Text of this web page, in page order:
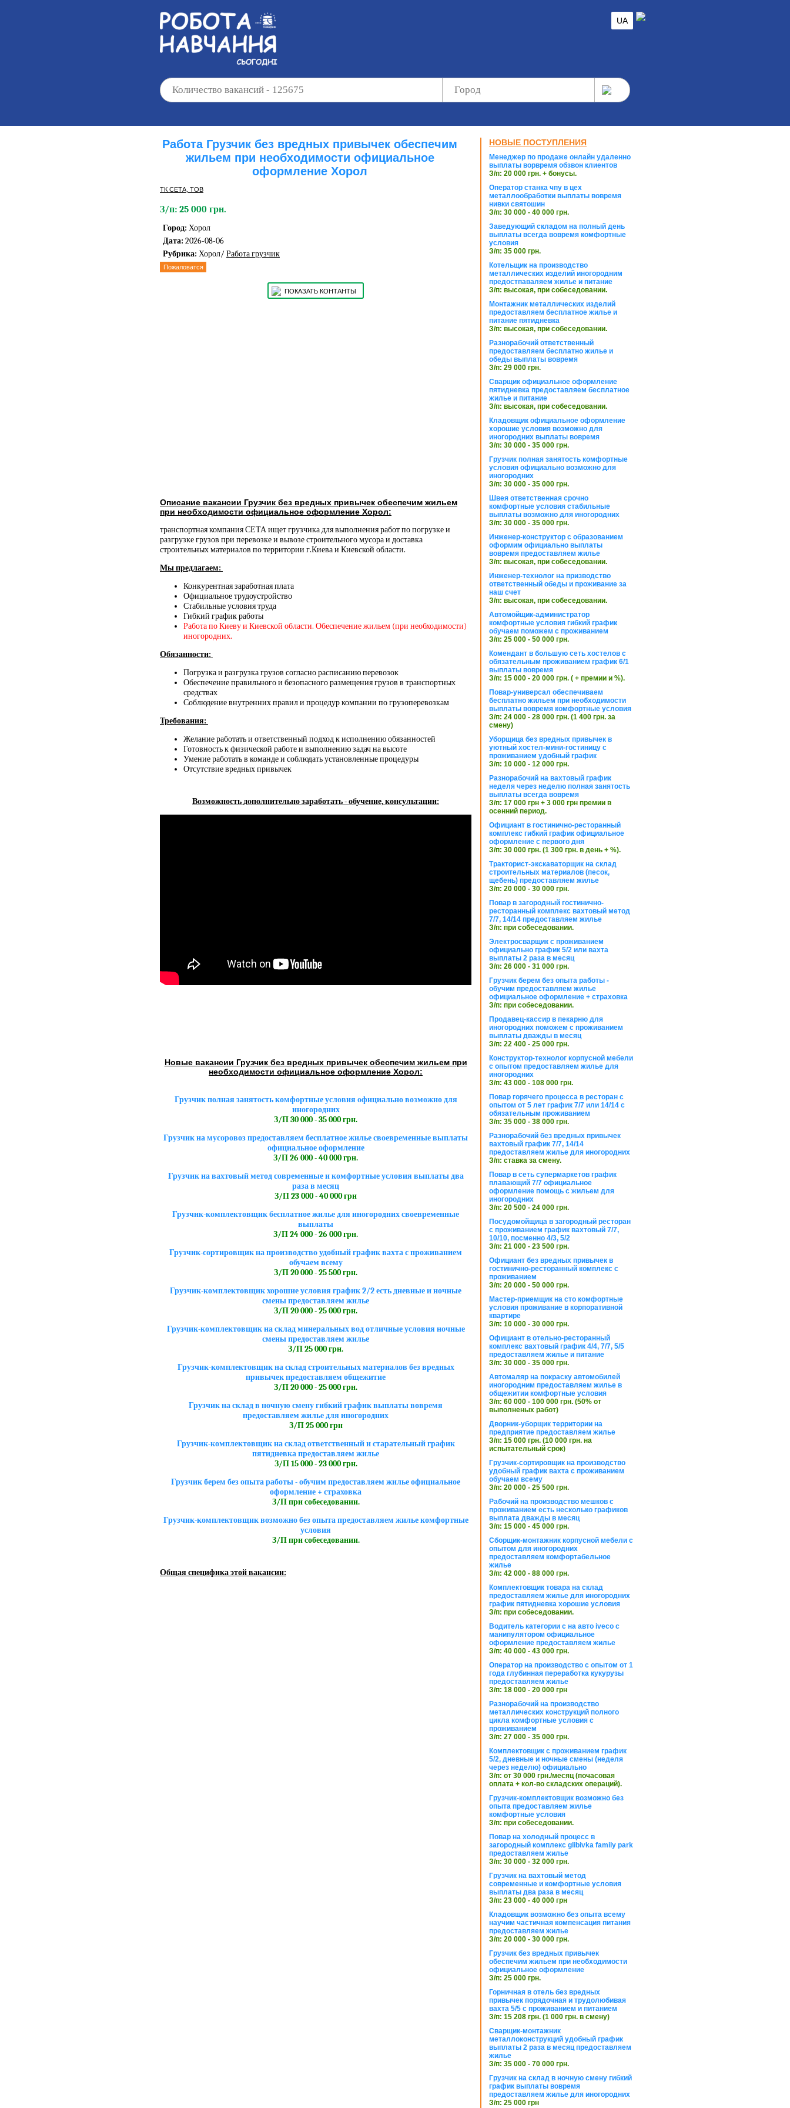
UA
Работа Грузчик без вредных привычек обеспечим
жильем при необходимости официальное
оформление Хорол
ТК СЕТА, ТОВ
З/п: 25 000 грн.
Город: Хорол
Дата: 2026-08-06
Рубрика: Хорол/ Работа грузчик
Пожаловатся
ПОКАЗАТЬ КОНТАНТЫ
Описание вакансии Грузчик без вредных привычек обеспечим жильем
при необходимости официальное оформление Хорол:
транспортная компания СЕТА ищет грузчика для выполнения работ по погрузке и
разгрузке грузов при перевозке и вывозе строительного мусора и доставка
строительных материалов по территории г.Киева и Киевской области.
Мы предлагаем:
Конкурентная заработная плата
Официальное трудоустройство
Стабильные условия труда
Гибкий график работы
Работа по Киеву и Киевской области. Обеспечение жильем (при необходимости)
иногородних.
Обязанности:
Погрузка и разгрузка грузов согласно расписанию перевозок
Обеспечение правильного и безопасного размещения грузов в транспортных
средствах
Соблюдение внутренних правил и процедур компании по грузоперевозкам
Требования:
Желание работать и ответственный подход к исполнению обязанностей
Готовность к физической работе и выполнению задач на высоте
Умение работать в команде и соблюдать установленные процедуры
Отсутствие вредных привычек
Возможность дополнительно заработать - обучение, консультации:
Новые вакансии Грузчик без вредных привычек обеспечим жильем при
необходимости официальное оформление Хорол:
Грузчик полная занятость комфортные условия официально возможно для
иногородних
З/П 30 000 - 35 000 грн.
Грузчик на мусоровоз предоставляем бесплатное жилье своевременные выплаты
официальное оформление
З/П 26 000 - 40 000 грн.
Грузчик на вахтовый метод современные и комфортные условия выплаты два
раза в месяц
З/П 23 000 - 40 000 грн
Грузчик-комплектовщик бесплатное жилье для иногородних своевременные
выплаты
З/П 24 000 - 26 000 грн.
Грузчик-сортировщик на производство удобный график вахта с проживанием
обучаем всему
З/П 20 000 - 25 500 грн.
Грузчик-комплектовщик хорошие условия график 2/2 есть дневные и ночные
смены предоставляем жилье
З/П 20 000 - 25 000 грн.
Грузчик-комплектовщик на склад минеральных вод отличные условия ночные
смены предоставляем жилье
З/П 25 000 грн.
Грузчик-комплектовщик на склад строительных материалов без вредных
привычек предоставляем общежитие
З/П 20 000 - 25 000 грн.
Грузчик на склад в ночную смену гибкий график выплаты вовремя
предоставляем жилье для иногородних
З/П 25 000 грн
Грузчик-комплектовщик на склад ответственный и старательный график
пятидневка предоставляем жилье
З/П 15 000 - 23 000 грн.
Грузчик берем без опыта работы - обучим предоставляем жилье официальное
оформление + страховка
З/П при собеседовании.
Грузчик-комплектовщик возможно без опыта предоставляем жилье комфортные
условия
З/П при собеседовании.
Общая специфика этой вакансии:
НОВЫЕ ПОСТУПЛЕНИЯ
Менеджер по продаже онлайн удаленно
выплаты ворвремя обзвон клиентов
З/п: 20 000 грн. + бонусы.
Оператор станка чпу в цех
металлообработки выплаты вовремя
нивки святошин
З/п: 30 000 - 40 000 грн.
Заведующий складом на полный день
выплаты всегда вовремя комфортные
условия
З/п: 35 000 грн.
Котельщик на производство
металлических изделий иногородним
предостпаваляем жилье и питание
З/п: высокая, при собеседовании.
Монтажник металлических изделий
предоставляем бесплатное жилье и
питание пятидневка
З/п: высокая, при собеседовании.
Разнорабочий ответственный
предоставляем бесплатно жилье и
обеды выплаты вовремя
З/п: 29 000 грн.
Сварщик официальное оформление
пятидневка предоставляем бесплатное
жилье и питание
З/п: высокая, при собеседовании.
Кладовщик официальное оформление
хорошие условия возможно для
иногородних выплаты вовремя
З/п: 30 000 - 35 000 грн.
Грузчик полная занятость комфортные
условия официально возможно для
иногородних
З/п: 30 000 - 35 000 грн.
Швея ответственная срочно
комфортные условия стабильные
выплаты возможно для иногородних
З/п: 30 000 - 35 000 грн.
Инженер-конструктор с образованием
оформим официально выплаты
вовремя предоставляем жилье
З/п: высокая, при собеседовании.
Инженер-технолог на призводство
ответственный обеды и проживание за
наш счет
З/п: высокая, при собеседовании.
Автомойщик-администратор
комфортные условия гибкий график
обучаем поможем с проживанием
З/п: 25 000 - 50 000 грн.
Комендант в большую сеть хостелов с
обязательным проживанием график 6/1
выплаты вовремя
З/п: 15 000 - 20 000 грн. ( + премии и %).
Повар-универсал обеспечиваем
бесплатно жильем при необходимости
выплаты вовремя комфортные условия
З/п: 24 000 - 28 000 грн. (1 400 грн. за
смену)
Уборщица без вредных привычек в
уютный хостел-мини-гостиницу с
проживанием удобный график
З/п: 10 000 - 12 000 грн.
Разнорабочий на вахтовый график
неделя через неделю полная занятость
выплаты всегда вовремя
З/п: 17 000 грн + 3 000 грн премии в
осенний период.
Официант в гостинично-ресторанный
комплекс гибкий график официальное
оформление с первого дня
З/п: 30 000 грн. (1 300 грн. в день + %).
Тракторист-экскаваторщик на склад
строительных материалов (песок,
щебень) предоставляем жилье
З/п: 20 000 - 30 000 грн.
Повар в загородный гостинично-
ресторанный комплекс вахтовый метод
7/7, 14/14 предоставляем жилье
З/п: при собеседовании.
Электросварщик с проживанием
официально график 5/2 или вахта
выплаты 2 раза в месяц
З/п: 26 000 - 31 000 грн.
Грузчик берем без опыта работы -
обучим предоставляем жилье
официальное оформление + страховка
З/п: при собеседовании.
Продавец-кассир в пекарню для
иногородних поможем с проживанием
выплаты дважды в месяц
З/п: 22 400 - 25 000 грн.
Конструктор-технолог корпусной мебели
с опытом предоставляем жилье для
иногородних
З/п: 43 000 - 108 000 грн.
Повар горячего процесса в ресторан с
опытом от 5 лет график 7/7 или 14/14 с
обязательным проживанием
З/п: 35 000 - 38 000 грн.
Разнорабочий без вредных привычек
вахтовый график 7/7, 14/14
предоставляем жилье для иногородних
З/п: ставка за смену.
Повар в сеть супермаркетов график
плавающий 7/7 официальное
оформление помощь с жильем для
иногородних
З/п: 20 500 - 24 000 грн.
Посудомойщица в загородный ресторан
с проживанием график вахтовый 7/7,
10/10, посменно 4/3, 5/2
З/п: 21 000 - 23 500 грн.
Официант без вредных привычек в
гостинично-ресторанный комплекс с
проживанием
З/п: 20 000 - 50 000 грн.
Мастер-приемщик на сто комфортные
условия проживание в корпоративной
квартире
З/п: 10 000 - 30 000 грн.
Официант в отельно-ресторанный
комплекс вахтовый график 4/4, 7/7, 5/5
предоставляем жилье и питание
З/п: 30 000 - 35 000 грн.
Автомаляр на покраску автомобилей
иногородним предоставляем жилье в
общежитии комфортные условия
З/п: 60 000 - 100 000 грн. (50% от
выполненых работ)
Дворник-уборщик территории на
предприятие предоставляем жилье
З/п: 15 000 грн. (10 000 грн. на
испытательный срок)
Грузчик-сортировщик на производство
удобный график вахта с проживанием
обучаем всему
З/п: 20 000 - 25 500 грн.
Рабочий на производство мешков с
проживанием есть несколько графиков
выплата дважды в месяц
З/п: 15 000 - 45 000 грн.
Сборщик-монтажник корпусной мебели с
опытом для иногородних
предоставляем комфортабельное
жилье
З/п: 42 000 - 88 000 грн.
Комплектовщик товара на склад
предоставляем жилье для иногородних
график пятидневка хорошие условия
З/п: при собеседовании.
Водитель категории с на авто iveco с
манипулятором официальное
оформление предоставляем жилье
З/п: 40 000 - 43 000 грн.
Оператор на производство с опытом от 1
года глубинная переработка кукурузы
предоставляем жилье
З/п: 18 000 - 20 000 грн
Разнорабочий на производство
металлических конструкций полного
цикла комфортные условия с
проживанием
З/п: 27 000 - 35 000 грн.
Комплектовщик с проживанием график
5/2, дневные и ночные смены (неделя
через неделю) официально
З/п: от 30 000 грн./месяц (почасовая
оплата + кол-во складских операций).
Грузчик-комплектовщик возможно без
опыта предоставляем жилье
комфортные условия
З/п: при собеседовании.
Повар на холодный процесс в
загородный комплекс glibivka family park
предоставляем жилье
З/п: 30 000 - 32 000 грн.
Грузчик на вахтовый метод
современные и комфортные условия
выплаты два раза в месяц
З/п: 23 000 - 40 000 грн
Кладовщик возможно без опыта всему
научим частичная компенсация питания
предоставляем жилье
З/п: 20 000 - 30 000 грн.
Грузчик без вредных привычек
обеспечим жильем при необходимости
официальное оформление
З/п: 25 000 грн.
Горничная в отель без вредных
привычек порядочная и трудолюбивая
вахта 5/5 с проживанием и питанием
З/п: 15 208 грн. (1 000 грн. в смену)
Сварщик-монтажник
металлоконструкций удобный график
выплаты 2 раза в месяц предоставляем
жилье
З/п: 35 000 - 70 000 грн.
Грузчик на склад в ночную смену гибкий
график выплаты вовремя
предоставляем жилье для иногородних
З/п: 25 000 грн